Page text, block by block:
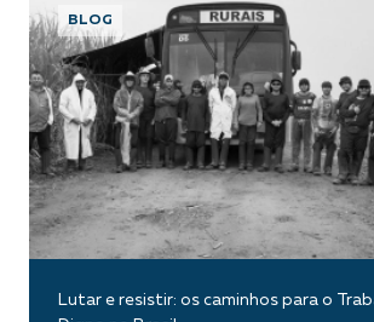
BLOG
Lutar e resistir: os caminhos para o